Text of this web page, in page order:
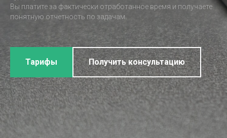
Вы платите за фактически отработанное время и получаете
понятную отчетность по задачам.
Тарифы Получить консультацию